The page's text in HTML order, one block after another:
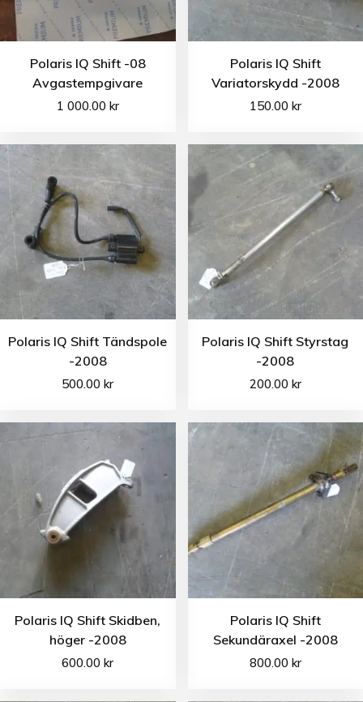
Polaris IQ Shift -08
Avgastempgivare
1 000.00 kr
Polaris IQ Shift
Variatorskydd -2008
150.00 kr
Polaris IQ Shift Tändspole
-2008
500.00kr
Polaris IQ Shift Styrstag
-2008
200.00 kr
Polaris IQ Shift Skidben,
höger -2008
600.00kr
Polaris IQ Shift
Sekundäraxel -2008
800.00 kr